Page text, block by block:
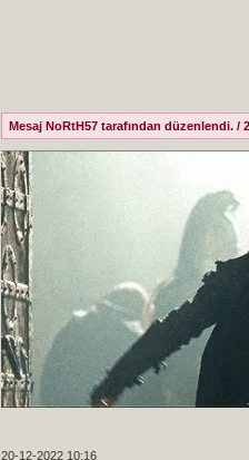
Mesaj NoRtH57 tarafından düzenlendi. /
20-12-2022 10:16